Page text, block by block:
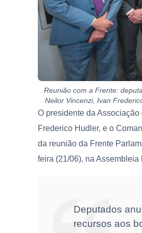
Reunião com a Frente:
Neilor Vincenzi, Ivan
O presidente da
Frederico Hudler, e o
da reunião da Frente
feira (21/06), na
Deputados
recursos aos